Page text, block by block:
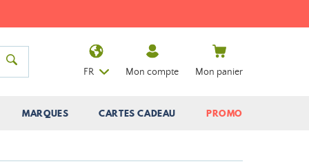
MARQUES CARTES CADEAU PROMO
FR Mon compte Mon panier